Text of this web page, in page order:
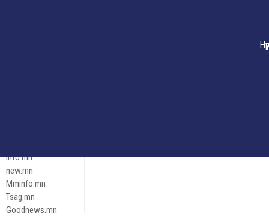
Эрх зүй
info.mn
new.mn
Mminfo.mn
Tsag.mn
Goodnews.mn